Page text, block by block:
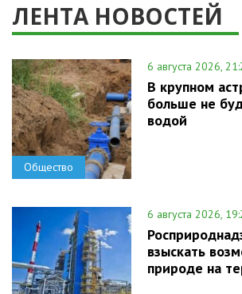
ЛЕНТА НОВОСТЕЙ
Общество
6 августа 2026,
В крупном
больше не
водой
6 августа 2026,
взыскать
природе на